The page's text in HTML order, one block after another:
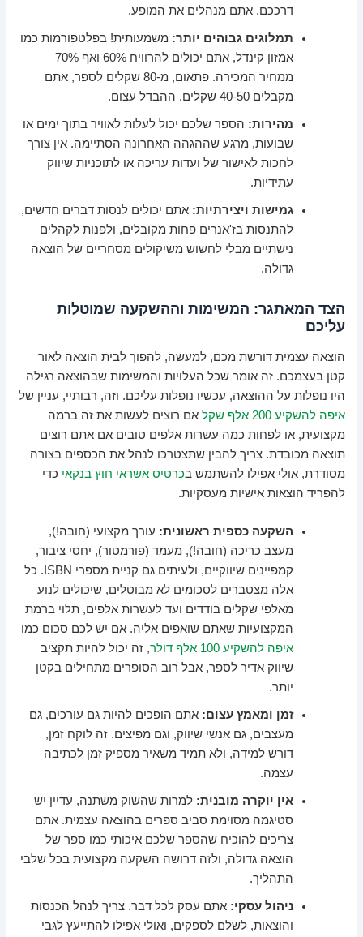
דרככם. אתם מנהלים את המופע.
תמלוגים גבוהים יותר: משמעותית! בפלטפורמות כמו
אמזון קינדל, אתם יכולים להרוויח 60% ואף 70%
ממחיר המכירה. פתאום, מ-80 שקלים לספר, אתם
מקבלים 40-50 שקלים. ההבדל עצום.
מהירות: הספר שלכם יכול לעלות לאוויר בתוך ימים או
שבועות, מרגע שההגהה האחרונה הסתיימה. אין צורך
לחכות לאישור של ועדות עריכה או לתוכניות שיווק
עתידיות.
גמישות ויצירתיות: אתם יכולים לנסות דברים חדשים,
להתנסות בז'אנרים פחות מקובלים, ולפנות לקהלים
נישתיים מבלי לחשוש משיקולים מסחריים של הוצאה
גדולה.
הצד המאתגר: המשימות וההשקעה שמוטלות
עליכם
הוצאה עצמית דורשת מכם, למעשה, להפוך לבית הוצאה לאור
קטן בעצמכם. זה אומר שכל העלויות והמשימות שבהוצאה רגילה
היו נופלות על ההוצאה, עכשיו נופלות עליכם. וזה, רבותיי, עניין של
איפה להשקיע 200 אלף שקל
אם רוצים לעשות את זה ברמה
מקצועית, או לפחות כמה עשרות אלפים טובים אם אתם רוצים
תוצאה מכובדת. צריך להבין שתצטרכו לנהל את הכספים בצורה
מסודרת, אולי אפילו להשתמש בכרטיס אשראי חוץ בנקאי כדי
להפריד הוצאות אישיות מעסקיות.
השקעה כספית ראשונית: עורך מקצועי (חובה!),
מעצב כריכה (חובה!), מעמד (פורמטור), יחסי ציבור,
קמפיינים שיווקיים, ולעיתים גם קניית מספרי ISBN. כל
אלה מצטברים לסכומים לא מבוטלים, שיכולים לנוע
מאלפי שקלים בודדים ועד לעשרות אלפים, תלוי ברמת
המקצועיות שאתם שואפים אליה. אם יש לכם סכום כמו
איפה להשקיע 100 אלף דולר
, זה יכול להיות תקציב
שיווק אדיר לספר, אבל רוב הסופרים מתחילים בקטן
יותר.
זמן ומאמץ עצום: אתם הופכים להיות גם עורכים, גם
מעצבים, גם אנשי שיווק, וגם מפיצים. זה לוקח זמן,
דורש למידה, ולא תמיד משאיר מספיק זמן לכתיבה
עצמה.
אין יוקרה מובנית: למרות שהשוק משתנה, עדיין יש
סטיגמה מסוימת סביב ספרים בהוצאה עצמית. אתם
צריכים להוכיח שהספר שלכם איכותי כמו ספר של
הוצאה גדולה, ולזה דרושה השקעה מקצועית בכל שלבי
התהליך.
ניהול עסקי: אתם עסק לכל דבר. צריך לנהל הכנסות
והוצאות, לשלם לספקים, ואולי אפילו להתייעץ לגבי